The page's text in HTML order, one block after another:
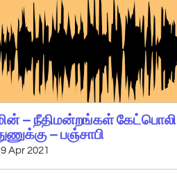
– நீதிமன்றங்கள் கேட்பொலி
– பஞ்சாபி
Apr 2021